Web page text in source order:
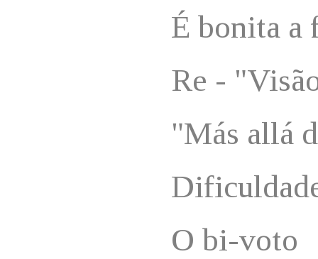
É bonita a
Re -
"Más allá
O bi-voto